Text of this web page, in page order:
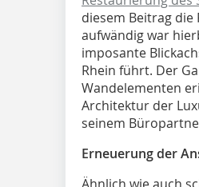
diesem Beitrag
aufwändig war
imposante
Rhein führt. Der
Wandelementen
Architektur der
seinem
Erneuerung der